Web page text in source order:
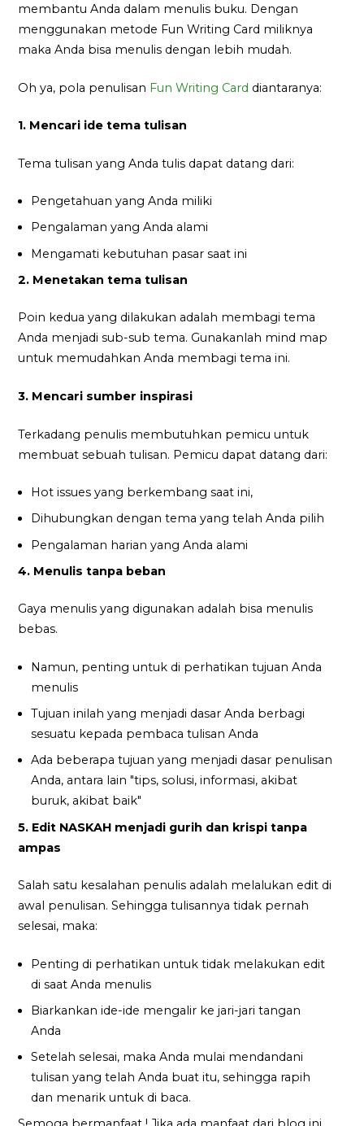
membantu Anda dalam menulis buku. Dengan
menggunakan metode Fun Writing Card miliknya
maka Anda bisa menulis dengan lebih mudah.
Oh ya, pola penulisan Fun Writing Card diantaranya:
1. Mencari ide tema tulisan
Tema tulisan yang Anda tulis dapat datang dari:
Pengetahuan yang Anda miliki
Pengalaman yang Anda alami
Mengamati kebutuhan pasar saat ini
2. Menetakan tema tulisan
Poin kedua yang dilakukan adalah membagi tema
Anda menjadi sub-sub tema. Gunakanlah mind map
untuk memudahkan Anda membagi tema ini.
3. Mencari sumber inspirasi
Terkadang penulis membutuhkan pemicu untuk
membuat sebuah tulisan. Pemicu dapat datang dari:
Hot issues yang berkembang saat ini,
Dihubungkan dengan tema yang telah Anda pilih
Pengalaman harian yang Anda alami
4. Menulis tanpa beban
Gaya menulis yang digunakan adalah bisa menulis
bebas.
Namun, penting untuk di perhatikan tujuan Anda
menulis
Tujuan inilah yang menjadi dasar Anda berbagi
sesuatu kepada pembaca tulisan Anda
Ada beberapa tujuan yang menjadi dasar penulisan
Anda, antara lain "tips, solusi, informasi, akibat
buruk, akibat baik"
5. Edit NASKAH menjadi gurih dan krispi tanpa
ampas
Salah satu kesalahan penulis adalah melalukan edit di
awal penulisan. Sehingga tulisannya tidak pernah
selesai, maka:
Penting di perhatikan untuk tidak melakukan edit
di saat Anda menulis
Biarkankan ide-ide mengalir ke jari-jari tangan
Anda
Setelah selesai, maka Anda mulai mendandani
tulisan yang telah Anda buat itu, sehingga rapih
dan menarik untuk di baca.